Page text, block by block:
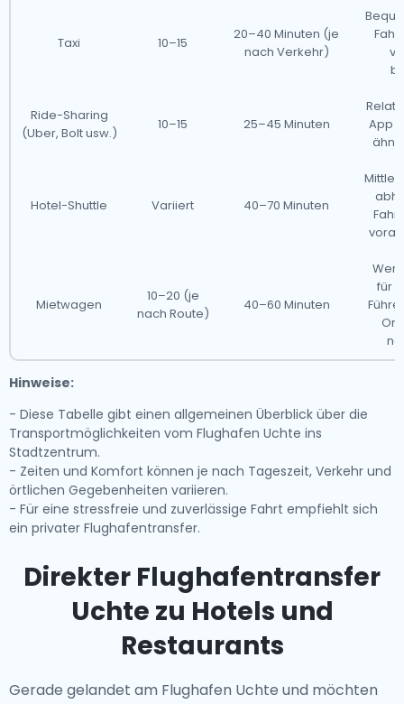
Taxi 10–15
20–40 Minuten (je
nach Verkehr)
Ride-Sharing
(Uber, Bolt usw.)
10–15 25–45 Minuten
App
Hotel-Shuttle Variiert 40–70 Minuten
Mietwagen
10–20 (je
nach Route)
40–60 Minuten
für
Hinweise:
- Diese Tabelle gibt einen allgemeinen Überblick über die
Transportmöglichkeiten vom Flughafen Uchte ins
Stadtzentrum.
- Zeiten und Komfort können je nach Tageszeit, Verkehr und
örtlichen Gegebenheiten variieren.
- Für eine stressfreie und zuverlässige Fahrt empfiehlt sich
ein privater Flughafentransfer.
Direkter Flughafentransfer
Uchte zu Hotels und
Restaurants
Gerade gelandet am Flughafen Uchte und möchten